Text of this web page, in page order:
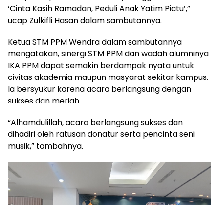
‘Cinta Kasih Ramadan, Peduli Anak Yatim Piatu’,”
ucap Zulkifli Hasan dalam sambutannya.
Ketua STM PPM Wendra dalam sambutannya
mengatakan, sinergi STM PPM dan wadah alumninya
IKA PPM dapat semakin berdampak nyata untuk
civitas akademia maupun masyarat sekitar kampus.
Ia bersyukur karena acara berlangsung dengan
sukses dan meriah.
“Alhamdulillah, acara berlangsung sukses dan
dihadiri oleh ratusan donatur serta pencinta seni
musik,” tambahnya.